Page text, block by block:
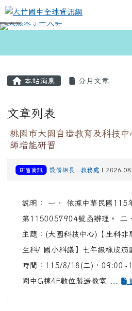
跳至主內容區
大竹國中全球資訊網
本站消息 分月文章
文章列表
桃園市大園自造教育及科技
師增能研習
研習資訊 設備組長 - 教務處 | 2026-
說明： 一、 依據中華民國115
第1150057904號函辦理。 二
主題：(大園科技中心)【生科非
生科/ 國小科議】七年級橡皮筋
時間：115/8/18(二)，
國中G棟4F數位製造教室 ...